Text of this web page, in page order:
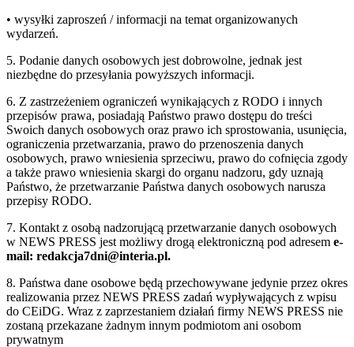
• wysyłki zaproszeń / informacji na temat organizowanych
wydarzeń.
5. Podanie danych osobowych jest dobrowolne, jednak jest
niezbędne do przesyłania powyższych informacji.
6. Z zastrzeżeniem ograniczeń wynikających z RODO i innych
przepisów prawa, posiadają Państwo prawo dostępu do treści
Swoich danych osobowych oraz prawo ich sprostowania, usunięcia,
ograniczenia przetwarzania, prawo do przenoszenia danych
osobowych, prawo wniesienia sprzeciwu, prawo do cofnięcia zgody
a także prawo wniesienia skargi do organu nadzoru, gdy uznają
Państwo, że przetwarzanie Państwa danych osobowych narusza
przepisy RODO.
7. Kontakt z osobą nadzorującą przetwarzanie danych osobowych
w NEWS PRESS jest możliwy drogą elektroniczną pod adresem e-
mail: redakcja7dni@interia.pl.
8. Państwa dane osobowe będą przechowywane jedynie przez okres
realizowania przez NEWS PRESS zadań wypływających z wpisu
do CEiDG. Wraz z zaprzestaniem działań firmy NEWS PRESS nie
zostaną przekazane żadnym innym podmiotom ani osobom
prywatnym